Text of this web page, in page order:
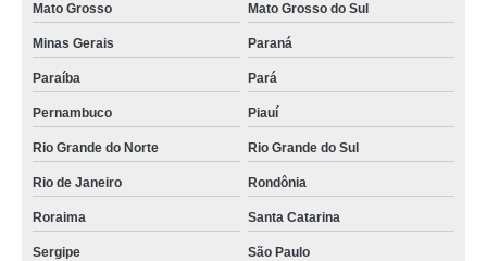
onde vende gravador de video veicular Campos do Jordão
onde vende gravador dvr veicular São Luís do Curu
onde vende gravadores veiculares Macapá
quanto custa gravador digital veicular B. Jesus do Amparo
quanto custa gravador de video veicular Cruzeiro
onde vende gravadores de video veicular Cruzeiro
Mato Grosso Mato Grosso do Sul
Minas Gerais Paraná
Paraíba Pará
Pernambuco Piauí
Rio Grande do Norte Rio Grande do Sul
Rio de Janeiro Rondônia
Roraima Santa Catarina
Sergipe São Paulo